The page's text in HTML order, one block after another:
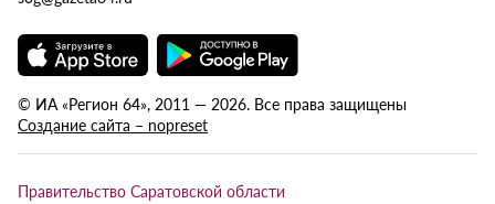
© ИА «Регион 64», 2011 — 2026. Все права защищены
Создание сайта – nopreset
Правительство Саратовской области